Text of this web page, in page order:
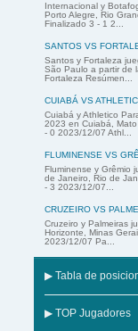
Internacional y
Porto Alegre, Rio
Finalizado 3 - 1 2...
SANTOS VS
Santos y Fortaleza
São Paulo a partir de
Fortaleza Resúmen...
CUIABÁ VS
Cuiabá y Athletico
2023 en Cuiabá,
- 0 2023/12/07 Athl...
FLUMINENSE VS
Fluminense y Grêmio
de Janeiro, Rio de
- 3 2023/12/07...
CRUZEIRO VS
Cruzeiro y Palmeiras
Horizonte, Minas
2023/12/07 Pa...
▶ Tabla de
▶ TOP Jugadores